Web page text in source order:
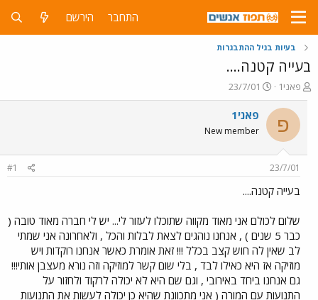
התחבר הירשם
בעיות בגיל ההתבגרות
בעייה קטנה....
פ
ו
ת
ח
ה
ש
א
פאני1
פ
ו
ר
ם
ר
ך
23/7/01
פ פאני1
New member
23/7/01
#1
בעייה קטנה....
שלום לכולם אני מאוד מקווה שתוכלו לעזור לי... יש לי חברה מאוד טובה (
כבר 5 שנים ) , אנחנו נוהגים לצאת לבלות והכל , ולאחרונה אני שמתי
לב שאין לה חוש קצב בכלל !!! זאת אומרת כאשר אנחנו רוקדות ויש
מוזיקה אז היא כאילו לבד , בלי שום קשר למוזיקה וזה נורא מעצבן אותי!!!
גם אנחנו ביחד באירובי , וגם שם היא לא יכולה לרקוד ולחזור על
התנועות עם המורה ( אני מתכוונת שהיא כן יכולה לעשות את התנועות